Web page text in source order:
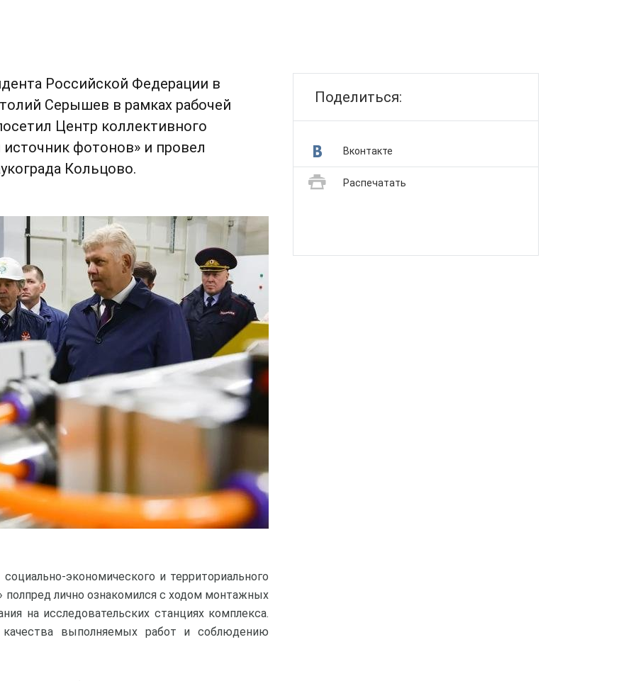
Российской Федерации в
Серышев в рамках рабочей
Центр коллективного
фотонов» и провел
Кольцово.
экономического и территориального
лично ознакомился с ходом монтажных
на исследовательских станциях комплекса.
выполняемых работ и соблюдению
Поделиться:
Вконтакте
Распечатать